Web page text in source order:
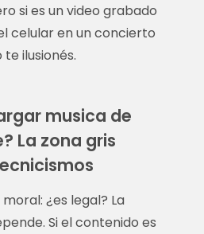
si es un video grabado
celular en un concierto
ilusionés.
musica de
La zona gris
¿es legal? La
Si el contenido es